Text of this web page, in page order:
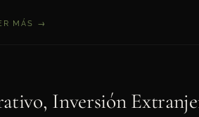
MÁS →
Inversión